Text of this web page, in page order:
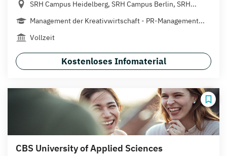
SRH Campus Heidelberg, SRH Campus Berlin, SRH...
Management der Kreativwirtschaft - PR-Management...
Vollzeit
Kostenloses Infomaterial
CBS University of Applied Sciences